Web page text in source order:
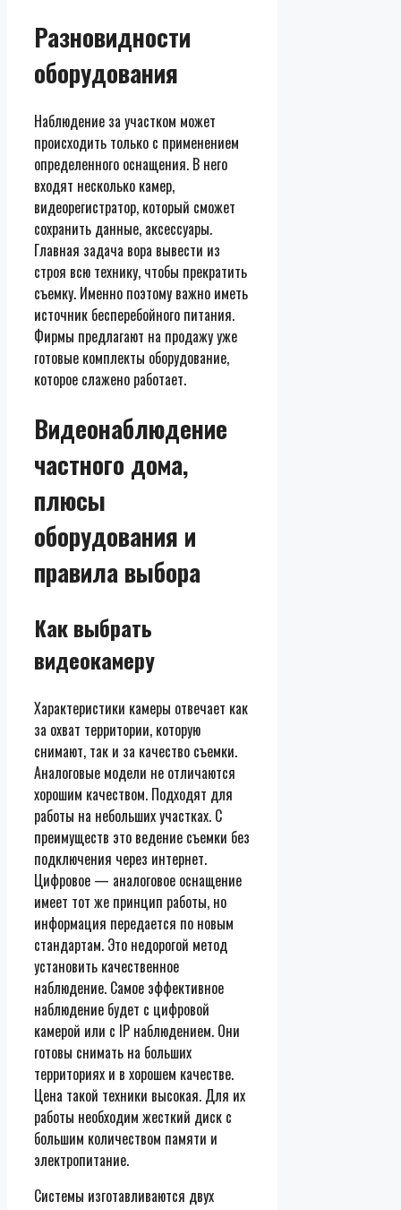
Разновидности
оборудования
Наблюдение за участком может
происходить только с применением
определенного оснащения. В него
входят несколько камер,
видеорегистратор, который сможет
сохранить данные, аксессуары.
Главная задача вора вывести из
строя всю технику, чтобы прекратить
съемку. Именно поэтому важно иметь
источник бесперебойного питания.
Фирмы предлагают на продажу уже
готовые комплекты оборудование,
которое слажено работает.
Видеонаблюдение
частного дома,
плюсы
оборудования и
правила выбора
Как выбрать
видеокамеру
Характеристики камеры отвечает как
за охват территории, которую
снимают, так и за качество съемки.
Аналоговые модели не отличаются
хорошим качеством. Подходят для
работы на небольших участках. С
преимуществ это ведение съемки без
подключения через интернет.
Цифровое — аналоговое оснащение
имеет тот же принцип работы, но
информация передается по новым
стандартам. Это недорогой метод
установить качественное
наблюдение. Самое эффективное
наблюдение будет с цифровой
камерой или с IP наблюдением. Они
готовы снимать на больших
территориях и в хорошем качестве.
Цена такой техники высокая. Для их
работы необходим жесткий диск с
большим количеством памяти и
электропитание.
Системы изготавливаются двух